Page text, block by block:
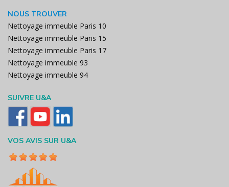
NOUS TROUVER
Nettoyage immeuble Paris 10
Nettoyage immeuble Paris 15
Nettoyage immeuble Paris 17
Nettoyage immeuble 93
Nettoyage immeuble 94
SUIVRE U&A
VOS AVIS SUR U&A